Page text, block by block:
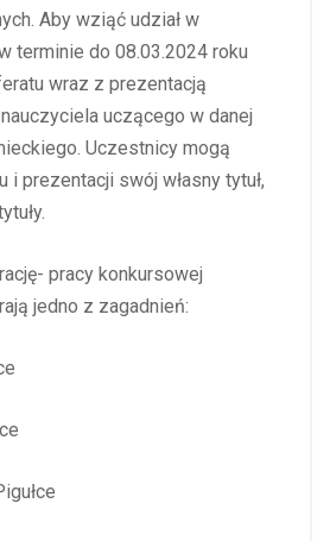
Aby wziąć udział w
terminie do 08.03.2024 roku
wraz z prezentacją
uczącego w danej
Uczestnicy mogą
i prezentacji swój własny tytuł,
pracy konkursowej
jedno z zagadnień: